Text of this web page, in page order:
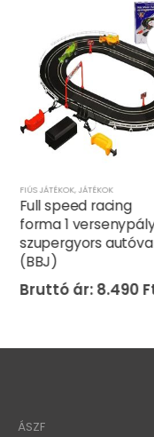
FIÚS JÁTÉKOK, JÁTÉKOK
Full speed racing
forma 1
szupergyors
(BBJ)
8.490
ÁSZF